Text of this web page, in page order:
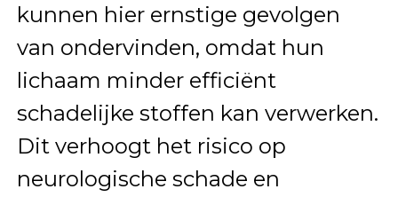
kunnen hier ernstige gevolgen
van ondervinden, omdat hun
lichaam minder efficiënt
schadelijke stoffen kan verwerken.
Dit verhoogt het risico op
neurologische schade en